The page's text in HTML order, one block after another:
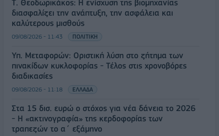
Τ. Θεοδωρικάκος: Η ενίσχυση της βιομηχανίας
διασφαλίζει την ανάπτυξη, την ασφάλεια και
καλύτερους μισθούς
09/08/2026 - 11:43 ΠΟΛΙΤΙΚΗ
Υπ. Μεταφορών: Οριστική λύση στο ζήτημα των
πινακίδων κυκλοφορίας - Τέλος στις χρονοβόρες
διαδικασίες
09/08/2026 - 11:18 ΕΛΛΑΔΑ
Στα 15 δισ. ευρώ ο στόχος για νέα δάνεια το 2026
- Η «ακτινογραφία» της κερδοφορίας των
τραπεζών το α΄ εξάμηνο